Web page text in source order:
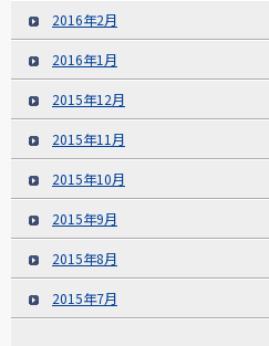
2016年2月
2016年1月
2015年12月
2015年11月
2015年10月
2015年9月
2015年8月
2015年7月